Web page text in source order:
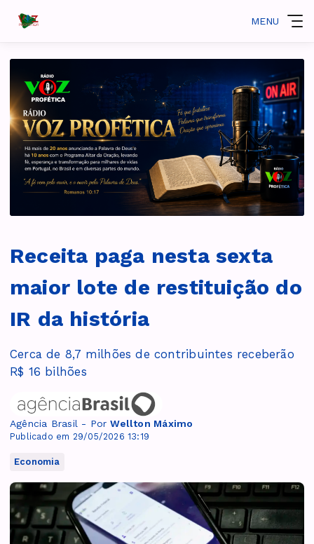
MENU
Receita paga nesta sexta
maior lote de restituição do
IR da história
Cerca de 8,7 milhões de contribuintes receberão
R$ 16 bilhões
Agência Brasil - PorWellton Máximo
Publicado em 29/05/2026 13:19
Economia